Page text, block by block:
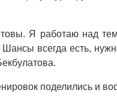
Я работаю над
всегда есть,
поделились и